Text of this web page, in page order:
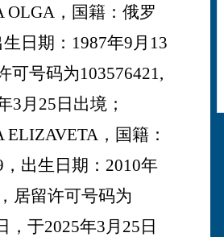
，国籍： 俄罗
生日期： 1987年9月13
可号码为103576421,
3月25日出境；
，国籍：
，出生日期： 2010年
居留许可号码为
，于2025年3月25日